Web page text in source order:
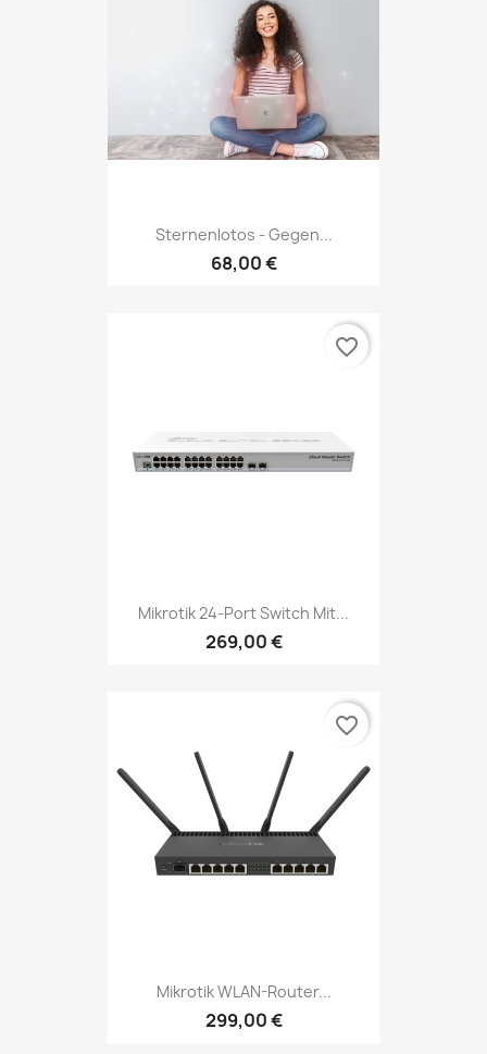
Sternenlotos - Gegen...
68,00 €
Mikrotik 24-Port Switch Mit...
269,00 €
favorite_border
Mikrotik WLAN-Router...
299,00 €
favorite_border